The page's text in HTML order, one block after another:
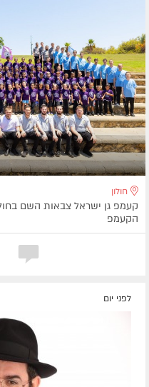
חולון
קעמפ גן ישראל צבאות השם
הקעמפ
לפני יום